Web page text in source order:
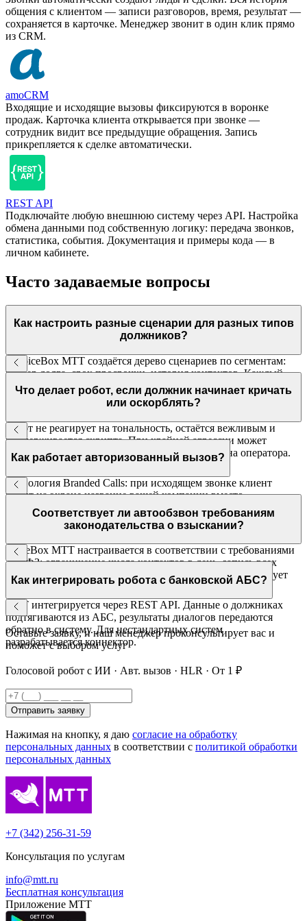
общения с клиентом — записи разговоров, время, результат —
сохраняется в карточке. Менеджер звонит в один клик прямо
из CRM.
amoCRM
Входящие и исходящие вызовы фиксируются в воронке
продаж. Карточка клиента открывается при звонке —
сотрудник видит все предыдущие обращения. Запись
прикрепляется к сделке автоматически.
REST API
Подключайте любую внешнюю систему через API. Настройка
обмена данными под собственную логику: передача звонков,
статистика, события. Документация и примеры кода — в
личном кабинете.
Часто задаваемые вопросы
Как настроить разные сценарии для разных типов
должников?
В VoiceBox МТТ создаётся дерево сценариев по сегментам:
размер долга, срок просрочки, история контактов. Каждый
сегмент получает свой скрипт с разной жёсткостью и
предложениями.
Что делает робот, если должник начинает кричать
или оскорблять?
Робот не реагирует на тональность, остаётся вежливым и
придерживается скрипта. При крайней агрессии может
предложить перезвонить позже или перевести на оператора.
Как работает авторизованный вызов?
Технология Branded Calls: при исходящем звонке клиент
видит на экране название вашей компании вместо
незнакомого номера. Поддерживается основными
мобильными операторами России.
Соответствует ли автообзвон требованиям
законодательства о взыскании?
VoiceBox МТТ настраивается в соответствии с требованиями
230-ФЗ: ограничение числа контактов в день, запись всех
разговоров, идентификация звонящего. МТТ консультирует
по соответствию нормам.
Как интегрировать робота с банковской АБС?
МТТ интегрируется через REST API. Данные о должниках
подтягиваются из АБС, результаты диалогов передаются
обратно в систему. Для нестандартных систем
разрабатывается коннектор.
Оставьте заявку, и наш менеджер проконсультирует вас и
поможет с выбором услуг
Голосовой робот с ИИ · Авт. вызов · HLR · От 1 ₽
Отправить заявку
Нажимая на кнопку, я даю согласие на обработку
персональных данных в соответствии с политикой обработки
персональных данных
+7 (342) 256-31-59
Консультация по услугам
info@mtt.ru
Бесплатная консультация
Приложение МТТ